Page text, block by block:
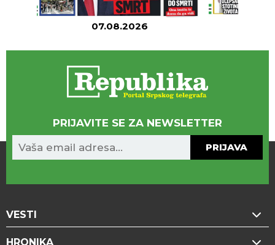
07.08.2026
PRIJAVITE SE ZA NEWSLETTER
PRIJAVA
VESTI
HRONIKA